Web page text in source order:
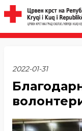
2022-01-31